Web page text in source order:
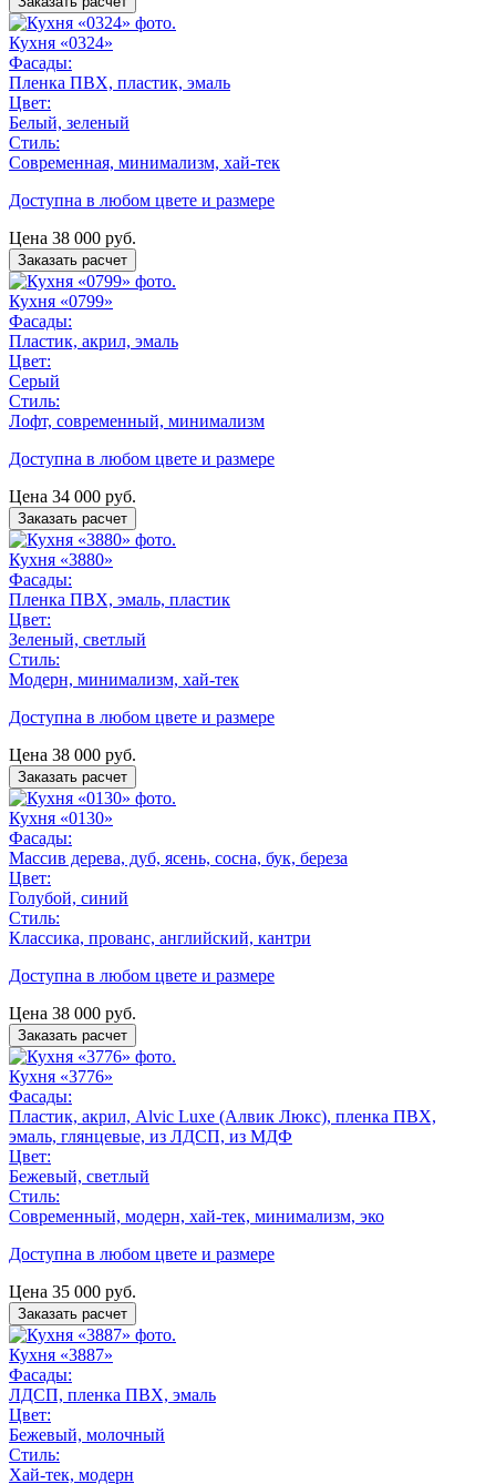
Кухня «0324»
Фасады:
Пленка ПВХ, пластик, эмаль
Цвет:
Белый, зеленый
Стиль:
Современная, минимализм, хай-тек
Доступна в любом цвете и размере
Цена 38 000 руб.
Заказать расчет
Кухня «0799»
Фасады:
Пластик, акрил, эмаль
Цвет:
Серый
Стиль:
Лофт, современный, минимализм
Доступна в любом цвете и размере
Цена 34 000 руб.
Заказать расчет
Кухня «3880»
Фасады:
Пленка ПВХ, эмаль, пластик
Цвет:
Зеленый, светлый
Стиль:
Модерн, минимализм, хай-тек
Доступна в любом цвете и размере
Цена 38 000 руб.
Заказать расчет
Кухня «0130»
Фасады:
Массив дерева, дуб, ясень, сосна, бук, береза
Цвет:
Голубой, синий
Стиль:
Классика, прованс, английский, кантри
Доступна в любом цвете и размере
Цена 38 000 руб.
Заказать расчет
Кухня «3776»
Фасады:
Пластик, акрил, Alvic Luxe (Алвик Люкс), пленка ПВХ,
эмаль, глянцевые, из ЛДСП, из МДФ
Цвет:
Бежевый, светлый
Стиль:
Современный, модерн, хай-тек, минимализм, эко
Доступна в любом цвете и размере
Цена 35 000 руб.
Заказать расчет
Кухня «3887»
Фасады:
ЛДСП, пленка ПВХ, эмаль
Цвет:
Бежевый, молочный
Стиль:
Хай-тек, модерн